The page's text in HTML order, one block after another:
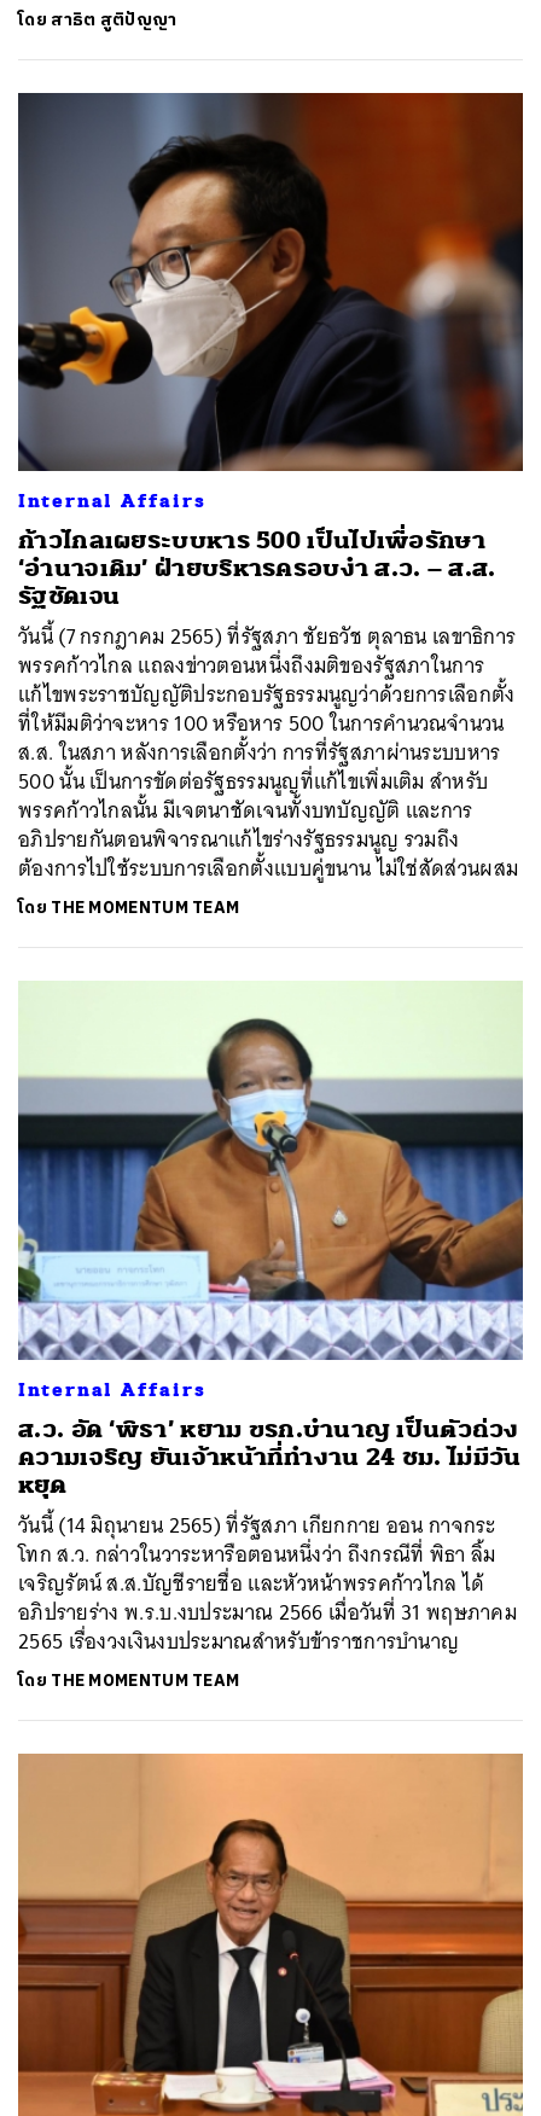
โดย สาธิต สูติปัญญา
Internal Affairs
ก้าวไกลเผยระบบหาร 500 เป็นไปเพื่อรักษา
‘อำนาจเดิม’ ฝ่ายบริหารครอบงำ ส.ว. – ส.ส.
รัฐชัดเจน
วันนี้ (7 กรกฎาคม 2565) ที่รัฐสภา ชัยธวัช ตุลาธน เลขาธิการ
พรรคก้าวไกล แถลงข่าวตอนหนึ่งถึงมติของรัฐสภาในการ
แก้ไขพระราชบัญญัติประกอบรัฐธรรมนูญว่าด้วยการเลือกตั้ง
ที่ให้มีมติว่าจะหาร 100 หรือหาร 500 ในการคำนวณจำนวน
ส.ส. ในสภา หลังการเลือกตั้งว่า การที่รัฐสภาผ่านระบบหาร
500 นั้น เป็นการขัดต่อรัฐธรรมนูญที่แก้ไขเพิ่มเติม สำหรับ
พรรคก้าวไกลนั้น มีเจตนาชัดเจนทั้งบทบัญญัติ และการ
อภิปรายกันตอนพิจารณาแก้ไขร่างรัฐธรรมนูญ รวมถึง
ต้องการไปใช้ระบบการเลือกตั้งแบบคู่ขนาน ไม่ใช่สัดส่วนผสม
โดย THE MOMENTUM TEAM
Internal Affairs
ส.ว. อัด ‘พิธา’ หยาม ขรก.บำนาญ เป็นตัวถ่วง
ความเจริญ ยันเจ้าหน้าที่ทำงาน 24 ชม. ไม่มีวัน
หยุด
วันนี้ (14 มิถุนายน 2565) ที่รัฐสภา เกียกกาย ออน กาจกระ
โทก ส.ว. กล่าวในวาระหารือตอนหนึ่งว่า ถึงกรณีที่ พิธา ลิ้ม
เจริญรัตน์ ส.ส.บัญชีรายชื่อ และหัวหน้าพรรคก้าวไกล ได้
อภิปรายร่าง พ.ร.บ.งบประมาณ 2566 เมื่อวันที่ 31 พฤษภาคม
2565 เรื่องวงเงินงบประมาณสำหรับข้าราชการบำนาญ
โดย THE MOMENTUM TEAM
TWEET